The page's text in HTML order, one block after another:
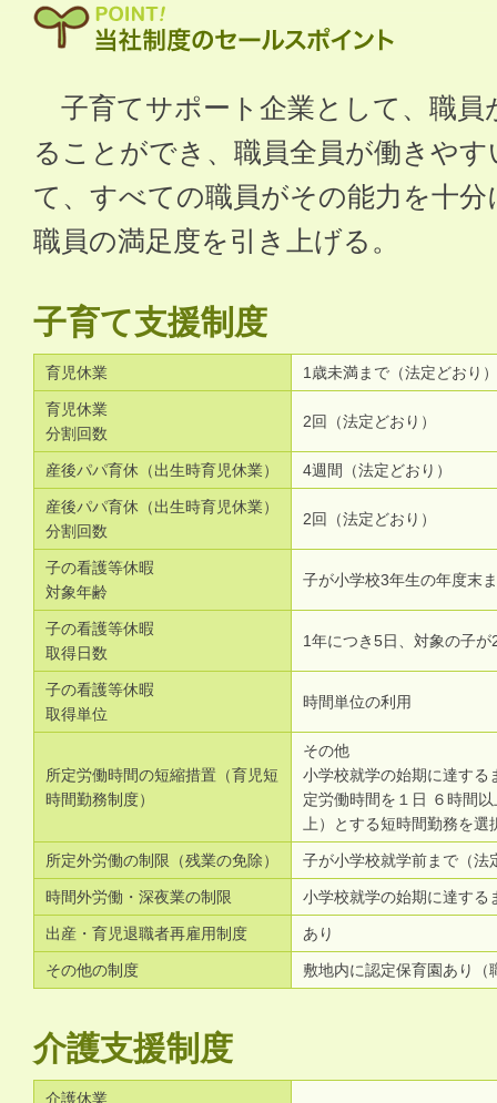
子育てサポート企業として、職員
ることができ、職員全員が働きや
て、すべての職員がその能力を十
職員の満足度を引き上げる。
子育て支援制度
育児休業 1歳未満まで（法定どおり）
育児休業
分割回数
2回（法定どおり）
産後パパ育休（出生時育児休業） 4週間（法定どおり）
産後パパ育休（出生時育児休業）
分割回数
2回（法定どおり）
子の看護等休暇
対象年齢
子が小学校3年生の年度末
子の看護等休暇
取得日数
1年につき5日、対象の子
子の看護等休暇
取得単位
時間単位の利用
所定労働時間の短縮措置（育児短
時間勤務制度）
その他
小学校就学の始期に達する
定労働時間を１日 ６時間
上）とする短時間勤務を
所定外労働の制限（残業の免除） 子が小学校就学前まで（法
時間外労働・深夜業の制限 小学校就学の始期に達する
出産・育児退職者再雇用制度 あり
その他の制度 敷地内に認定保育園あり（
介護支援制度
介護休業